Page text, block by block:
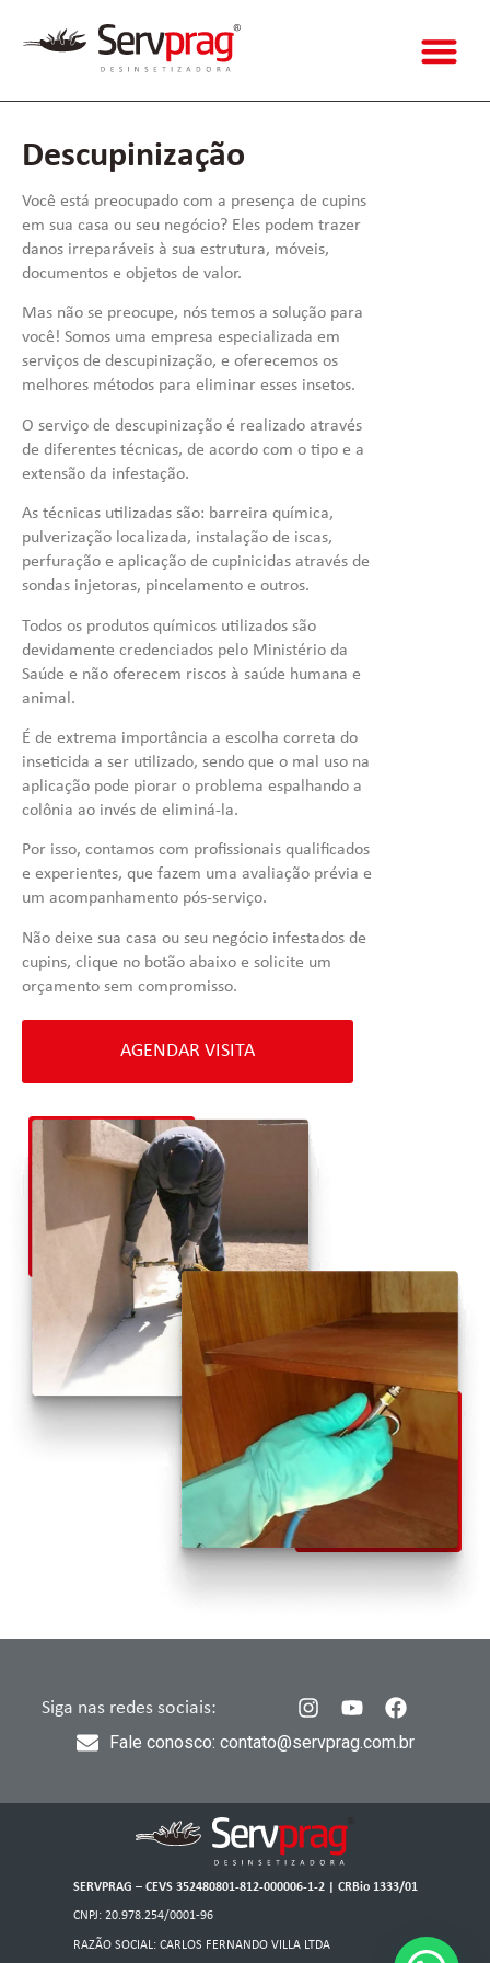
Descupinização
Você está preocupado com a presença de cupins
em sua casa ou seu negócio? Eles podem trazer
danos irreparáveis à sua estrutura, móveis,
documentos e objetos de valor.
Mas não se preocupe, nós temos a solução para
você! Somos uma empresa especializada em
serviços de descupinização, e oferecemos os
melhores métodos para eliminar esses insetos.
O serviço de descupinização é realizado através
de diferentes técnicas, de acordo com o tipo e a
extensão da infestação.
As técnicas utilizadas são: barreira química,
pulverização localizada, instalação de iscas,
perfuração e aplicação de cupinicidas através de
sondas injetoras, pincelamento e outros.
Todos os produtos químicos utilizados são
devidamente credenciados pelo Ministério da
Saúde e não oferecem riscos à saúde humana e
animal.
É de extrema importância a escolha correta do
inseticida a ser utilizado, sendo que o mal uso na
aplicação pode piorar o problema espalhando a
colônia ao invés de eliminá-la.
Por isso, contamos com profissionais qualificados
e experientes, que fazem uma avaliação prévia e
um acompanhamento pós-serviço.
Não deixe sua casa ou seu negócio infestados de
cupins, clique no botão abaixo e solicite um
orçamento sem compromisso.
AGENDAR VISITA
Siga nas redes sociais:
Fale conosco: contato@servprag.com.br
SERVPRAG – CEVS 352480801-812-000006-1-2 | CRBio 1333/01
CNPJ: 20.978.254/0001-96
RAZÃO SOCIAL: CARLOS FERNANDO VILLA LTDA